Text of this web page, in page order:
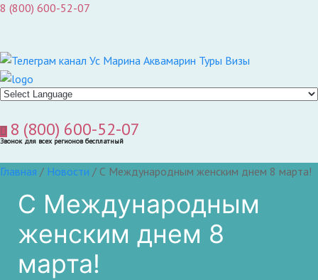
8 (800) 600-52-07
8 (800) 600-52-07
Звонок для всех регионов бесплатный
Главная / Новости / С Международным женским днем 8 марта!
С Международным
женским днем 8
марта!